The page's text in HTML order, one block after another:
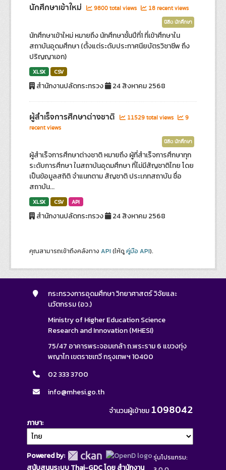
นักศึกษาเข้าใหม่ 9800 total views 18 recent views
นิสิต นักศึกษา
นักศึกษาเข้าใหม่ หมายถึง นักศึกษาชั้นปีที่1 ที่เข้าศึกษาใน
สถาบันอุดมศึกษา (ตั้งแต่ระดับประกาศนียบัตรวิชาชีพ ถึง
ปริญญาเอก)
XLSX CSV
สำนักงานปลัดกระทรวง 24 สิงหาคม 2568
ผู้สำเร็จการศึกษาต่างชาติ 11529 total views
9
recent views
นิสิต นักศึกษา
ผู้สำเร็จการศึกษาต่างชาติ หมายถึง ผู้ที่สำเร็จการศึกษาทุก
ระดับการศึกษา ในสถาบันอุดมศึกษา ที่ไม่มีสัญชาติไทย โดย
เป็นข้อมูลสถิติ จำแนกตาม สัญชาติ ประเภทสถาบัน ชื่อ
สถาบัน...
XLSX CSV API
สำนักงานปลัดกระทรวง 24 สิงหาคม 2568
คุณสามารถเข้าถึงคลังทางAPI (ให้ดูคู่มือ API).
กระทรวงการอุดมศึกษา วิทยาศาสตร์ วิจัยและ
นวัตกรรม (อว.)
Ministry of Higher Education Science
Research and Innovation (MHESI)
75/47 อาคารพระจอมเกล้า ถ.พระราม 6 แขวงทุ่ง
พญาไท เขตราชเทวี กรุงเทพฯ 10400
02 333 3700
info@mhesi.go.th
จำนวนผู้เข้าชม1098042
ภาษา
Powered by:
สนับสนุนระบบ Thai-GDC โดย สำนักงาน
รุ่นโปรแกรม: